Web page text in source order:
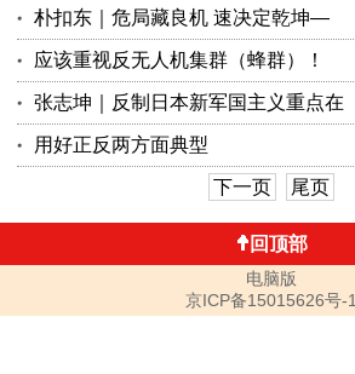
朴扣东｜危局藏良机 速决定乾坤—
应该重视反无人机集群（蜂群）！
张志坤｜反制日本新军国主义重点在
用好正反两方面典型
下一页 尾页
回顶部
电脑版
京ICP备15015626号-1